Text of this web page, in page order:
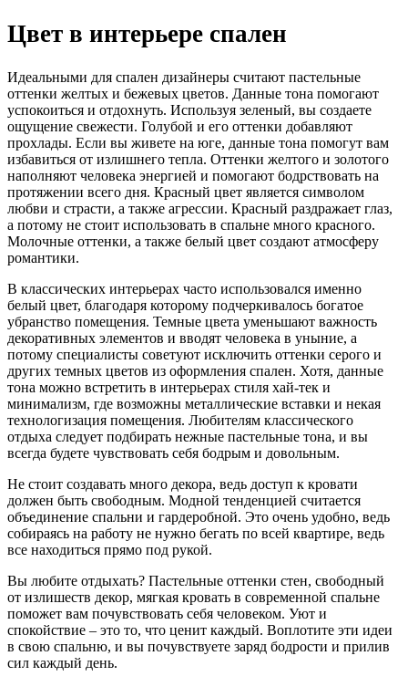
Цвет в интерьере спален
Идеальными для спален дизайнеры считают пастельные
оттенки желтых и бежевых цветов. Данные тона помогают
успокоиться и отдохнуть. Используя зеленый, вы создаете
ощущение свежести. Голубой и его оттенки добавляют
прохлады. Если вы живете на юге, данные тона помогут вам
избавиться от излишнего тепла. Оттенки желтого и золотого
наполняют человека энергией и помогают бодрствовать на
протяжении всего дня. Красный цвет является символом
любви и страсти, а также агрессии. Красный раздражает глаз,
а потому не стоит использовать в спальне много красного.
Молочные оттенки, а также белый цвет создают атмосферу
романтики.
В классических интерьерах часто использовался именно
белый цвет, благодаря которому подчеркивалось богатое
убранство помещения. Темные цвета уменьшают важность
декоративных элементов и вводят человека в уныние, а
потому специалисты советуют исключить оттенки серого и
других темных цветов из оформления спален. Хотя, данные
тона можно встретить в интерьерах стиля хай-тек и
минимализм, где возможны металлические вставки и некая
технологизация помещения. Любителям классического
отдыха следует подбирать нежные пастельные тона, и вы
всегда будете чувствовать себя бодрым и довольным.
Не стоит создавать много декора, ведь доступ к кровати
должен быть свободным. Модной тенденцией считается
объединение спальни и гардеробной. Это очень удобно, ведь
собираясь на работу не нужно бегать по всей квартире, ведь
все находиться прямо под рукой.
Вы любите отдыхать? Пастельные оттенки стен, свободный
от излишеств декор, мягкая кровать в современной спальне
поможет вам почувствовать себя человеком. Уют и
спокойствие – это то, что ценит каждый. Воплотите эти идеи
в свою спальню, и вы почувствуете заряд бодрости и прилив
сил каждый день.